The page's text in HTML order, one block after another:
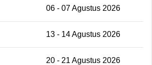
06 - 07 Agustus 2026
13 - 14 Agustus 2026
20 - 21 Agustus 2026